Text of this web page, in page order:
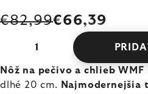
€82,99€66,39
Nôž na pečivo a chlieb WMF
dlhé 20 cm.
Najmodernejšia